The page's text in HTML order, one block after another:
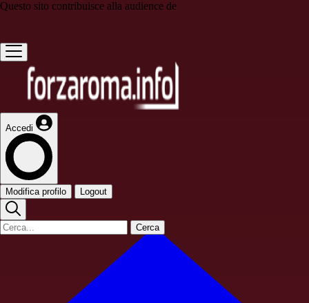
Questo sito contribuisce alla audience de
Accedi
Modifica profilo Logout
Cerca